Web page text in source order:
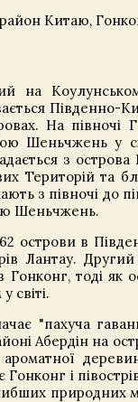
Китаю,
на
Південно-
На півночі
Шеньчжень у
з
Територій та
з півночі до
Шеньчжень.
острови в
Лантау.
тоді як
світі.
"пахуча
Абердін на
і
природних